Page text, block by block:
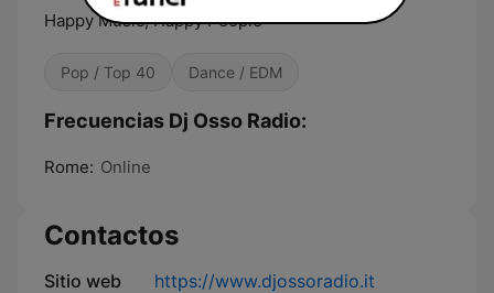
Happy Music, Happy People
Pop / Top 40 Dance / EDM
Frecuencias Dj Osso Radio:
Rome: Online
Contactos
Sitio web
https://www.djossoradio.it